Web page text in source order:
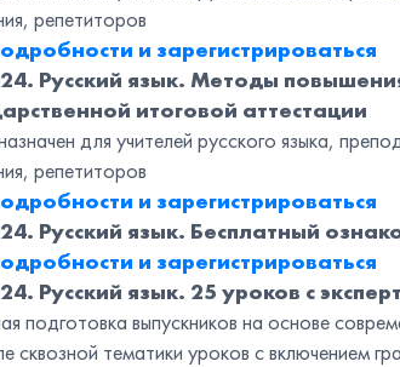
репетиторов
и зарегистрироваться
Русский язык. Методы
итоговой аттестации
для учителей русского языка,
репетиторов
и зарегистрироваться
Русский язык. Бесплатный
и зарегистрироваться
Русский язык. 25 уроков с
подготовка выпускников на основе
сквозной тематики уроков с включением